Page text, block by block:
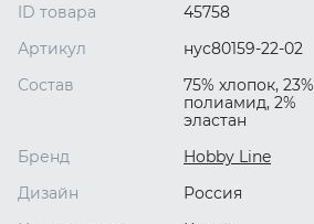
ID товара
45758
Артикул
нус80159-22-02
Состав
75% хлопок, 23%
полиамид, 2%
эластан
Бренд
Hobby Line
Дизайн
Россия